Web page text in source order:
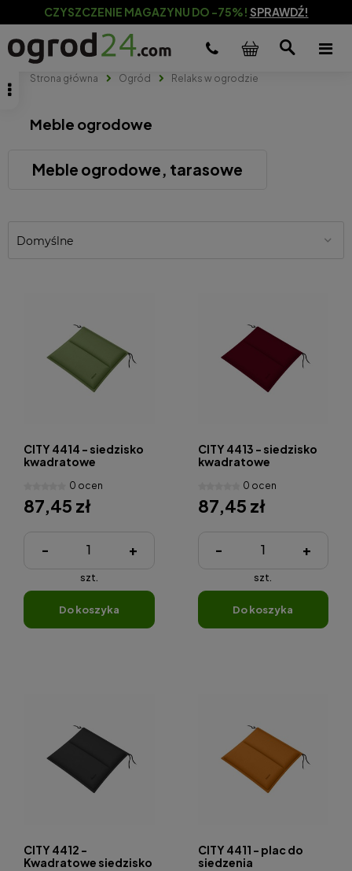
CZYSZCZENIE MAGAZYNU DO -75%! SPRAWDŹ!
Strona główna Ogród Relaks w ogrodzie
Meble ogrodowe
Meble ogrodowe, tarasowe
CITY 4414 - siedzisko
kwadratowe
0 ocen
87,45 zł
- +
szt.
do koszyka
CITY 4413 - siedzisko
kwadratowe
0 ocen
87,45 zł
- +
szt.
do koszyka
CITY 4412 -
Kwadratowe siedzisko
CITY 4411 - plac do
siedzenia